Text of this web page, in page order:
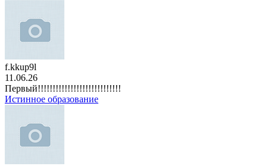
f.kkup9l
11.06.26
Первый!!!!!!!!!!!!!!!!!!!!!!!!!!!!
Истинное образование